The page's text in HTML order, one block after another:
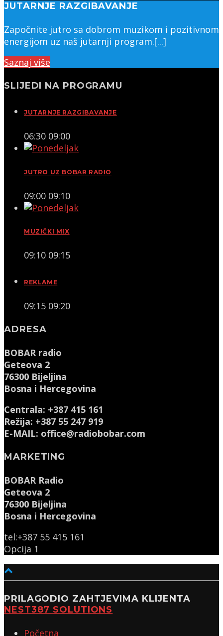
JUTARNJE RAZGIBAVANJE
Započnite jutro sa dobrom muzikom i pozitivnom
energijom uz naš jutarnji program.[...]
Saznaj više
SLIJEDI NA PROGRAMU
JUTARNJE RAZGIBAVANJE
06:30 09:00
JUTRO UZ BOBAR RADIO
09:00 09:10
MUZIČKI MIX
09:10 09:15
REKLAME
09:15 09:20
ADRESA
BOBAR radio
Geteova 2
76300 Bijeljina
Bosna i Hercegovina
Centrala: +387 415 161
Režija: +387 55 247 919
E-MAIL: office@radiobobar.com
MARKETING
BOBAR Radio
Geteova 2
76300 Bijeljina
Bosna i Hercegovina
tel:+387 55 415 161
Opcija 1
PRILAGODIO ZAHTJEVIMA KLIJENTA
NEST387 SOLUTIONS
Početna